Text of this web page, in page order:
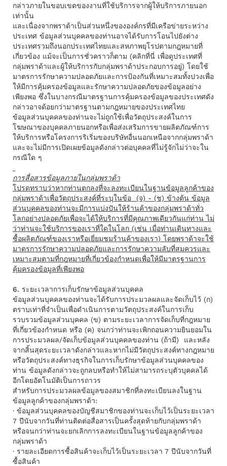
กล่าวภายในขอบเขตของงานที่ใช้บริการจากผู้ให้บริการภายนอก
เท่านั้น
และเนื่องจากพราด้าเป็นส่วนหนึ่งขององค์กรที่มีเครือข่ายระหว่าง
ประเทศ ข้อมูลส่วนบุคคลของท่านอาจได้รับการโอนไปยังต่าง
ประเทศรวมถึงนอกประเทศไทยและสหภาพยุโรปตามกฎหมายที่
เกี่ยวข้อง แม้จะเป็นการชั่วคราวก็ตาม (คลิกที่นี่ เพื่อดูประเทศที่
กลุ่มพราด้าและผู้ให้บริการกับกลุ่มพราด้าประกอบการอยู่) โดยใช้
มาตรการรักษาความปลอดภัยและการป้องกันที่เหมาะสมทั้งปวงเพื่อ
ให้มีการคุ้มครองข้อมูลและรักษาความปลอดภัยของข้อมูลอย่าง
เพียงพอ ซึ่งในบางกรณีมาตรฐานการคุ้มครองข้อมูลของประเทศดัง
กล่าวอาจด้อยกว่ามาตรฐานตามกฎหมายของประเทศไทย
ข้อมูลส่วนบุคคลของท่านจะไม่ถูกใช้เพื่อวัตถุประสงค์ในการ
โฆษณาของบุคคลภายนอกหรือเพื่อส่งเสริมการขายผลิตภัณฑ์การ
ให้บริการหรือโครงการริเริ่มของบริษัทอื่นนอกเหนือจากกลุ่มพราด้า
และจะไม่มีการเปิดเผยข้อมูลดังกล่าวต่อบุคคลที่ไม่รู้จักไม่ว่าจะใน
กรณีใด ๆ
การสื่อสารข้อมูลภายในกลุ่มพราด้า
โปรดทราบว่าหากท่านตกลงที่จะลงทะเบียนในฐานข้อมูลลูกค้าของ
กลุ่มพราด้าเพื่อวัตถุประสงค์ที่ระบุในข้อ (จ) - (ช) ข้างต้น ข้อมูล
ส่วนบุคคลของท่านจะมีการแบ่งปันให้ร้านค้าของกลุ่มพราด้าทั่ว
โลกอย่างปลอดภัยเพื่อจะได้ให้บริการที่มีคุณภาพเดียวกันแก่ท่าน ไม่
ว่าท่านจะใช้บริการของเราที่ใดในโลก (เช่น เมื่อท่านเดินทางและ
ซื้อผลิตภัณฑ์ของเราหรือเยี่ยมชมร้านค้าของเรา) โดยพราด้าจะใช้
มาตรการรักษาความปลอดภัยและการรักษาความลับที่สมควรและ
เหมาะสมตามที่กฎหมายที่เกี่ยวข้องกําหนดเพื่อให้มีมาตรฐานการ
คุ้มครองข้อมูลที่เพียงพอ
6. ระยะเวลาการเก็บรักษาข้อมูลส่วนบุคคล
ข้อมูลส่วนบุคคลของท่านจะได้รับการประมวลผลและจัดเก็บไว้ (ก)
ตราบเท่าที่จําเป็นเพื่อดําเนินการตามวัตถุประสงค์ในการเก็บ
รวบรวมข้อมูลส่วนบุคคล (ข) ตามระยะเวลาการจัดเก็บที่กฎหมาย
ที่เกี่ยวข้องกําหนด หรือ (ค) จนกว่าท่านจะเพิกถอนความยินยอมใน
การประมวลผล/จัดเก็บข้อมูลส่วนบุคคลของท่าน (ถ้ามี) และหลัง
จากสิ้นสุดระยะเวลาดังกล่าวและหากไม่มีวัตถุประสงค์ทางกฎหมาย
หรือวัตถุประสงค์ทางธุรกิจในการเก็บรักษาข้อมูลส่วนบุคคลของ
ท่าน ข้อมูลดังกล่าวจะถูกลบหรือทําให้ไม่สามารถระบุตัวบุคคลได้
อีกโดยอัตโนมัติเป็นการถาวร
สำหรับการประมวลผลข้อมูลของสมาชิกที่ลงทะเบียนลงในฐาน
ข้อมูลลูกค้าของกลุ่มพราด้า:
· ข้อมูลส่วนบุคคลของบัญชีสมาชิกของท่านจะเก็บไว้เป็นระยะเวลา
7 ปีนับจากวันที่ท่านติดต่อสื่อสารเป็นครั้งสุดท้ายกับกลุ่มพราด้า
หรือจนกว่าท่านจะยกเลิกการลงทะเบียนในฐานข้อมูลลูกค้าของ
กลุ่มพราด้า
· รายละเอียดการซื้อสินค้าจะเก็บไว้เป็นระยะเวลา 7 ปีนับจากวันที่
ซื้อสินค้า